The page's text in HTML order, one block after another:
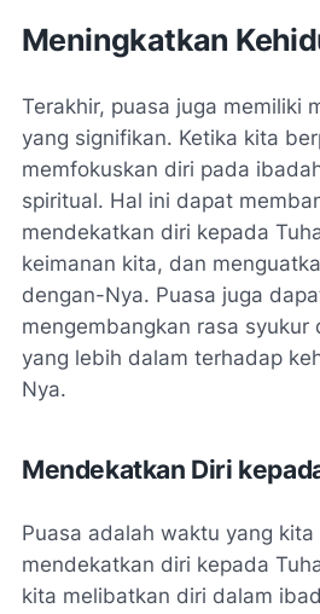
Meningkatkan
Terakhir, puasa juga memiliki
yang signifikan. Ketika kita
memfokuskan diri pada
spiritual. Hal ini dapat
mendekatkan diri kepada
keimanan kita, dan
dengan-Nya. Puasa juga
mengembangkan rasa syukur
yang lebih dalam terhadap
Nya.
Mendekatkan Diri
Puasa adalah waktu yang
mendekatkan diri kepada
kita melibatkan diri dalam